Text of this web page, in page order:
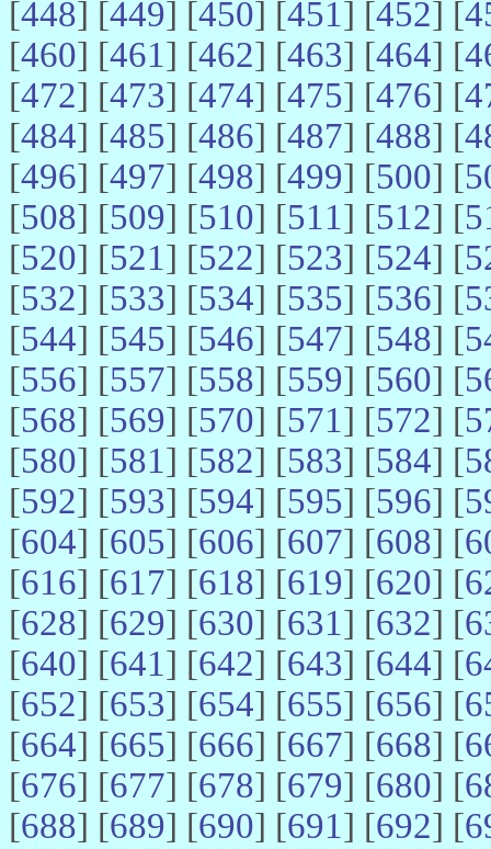
[448] [449] [450] [451] [452] [
[460] [461] [462] [463] [464] [
[472] [473] [474] [475] [476] [
[484] [485] [486] [487] [488] [
[496] [497] [498] [499] [500] [
[508] [509] [510] [511] [512] [
[520] [521] [522] [523] [524] [
[532] [533] [534] [535] [536] [
[544] [545] [546] [547] [548] [
[556] [557] [558] [559] [560] [
[568] [569] [570] [571] [572] [
[580] [581] [582] [583] [584] [
[592] [593] [594] [595] [596] [
[604] [605] [606] [607] [608] [
[616] [617] [618] [619] [620] [
[628] [629] [630] [631] [632] [
[640] [641] [642] [643] [644] [
[652] [653] [654] [655] [656] [
[664] [665] [666] [667] [668] [
[676] [677] [678] [679] [680] [
[688] [689] [690] [691] [692] [